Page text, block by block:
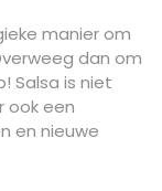
manier om
dan om
Salsa is niet
ook een
en nieuwe